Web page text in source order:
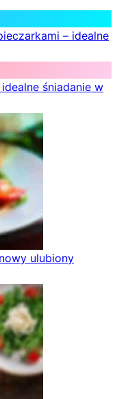
– idealne
śniadanie w
ulubiony